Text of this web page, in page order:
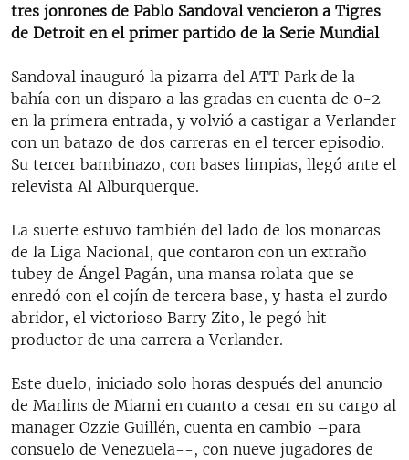
DESINFORMACIÓN RUSA EN AMÉRICA LATINA
tres jonrones de Pablo Sandoval vencieron a Tigres
de Detroit en el primer partido de la Serie Mundial
Sandoval inauguró la pizarra del ATT Park de la
bahía con un disparo a las gradas en cuenta de 0-2
en la primera entrada, y volvió a castigar a Verlander
con un batazo de dos carreras en el tercer episodio.
Su tercer bambinazo, con bases limpias, llegó ante el
relevista Al Alburquerque.
La suerte estuvo también del lado de los monarcas
de la Liga Nacional, que contaron con un extraño
tubey de Ángel Pagán, una mansa rolata que se
enredó con el cojín de tercera base, y hasta el zurdo
abridor, el victorioso Barry Zito, le pegó hit
productor de una carrera a Verlander.
Este duelo, iniciado solo horas después del anuncio
de Marlins de Miami en cuanto a cesar en su cargo al
manager Ozzie Guillén, cuenta en cambio –para
consuelo de Venezuela--, con nueve jugadores de